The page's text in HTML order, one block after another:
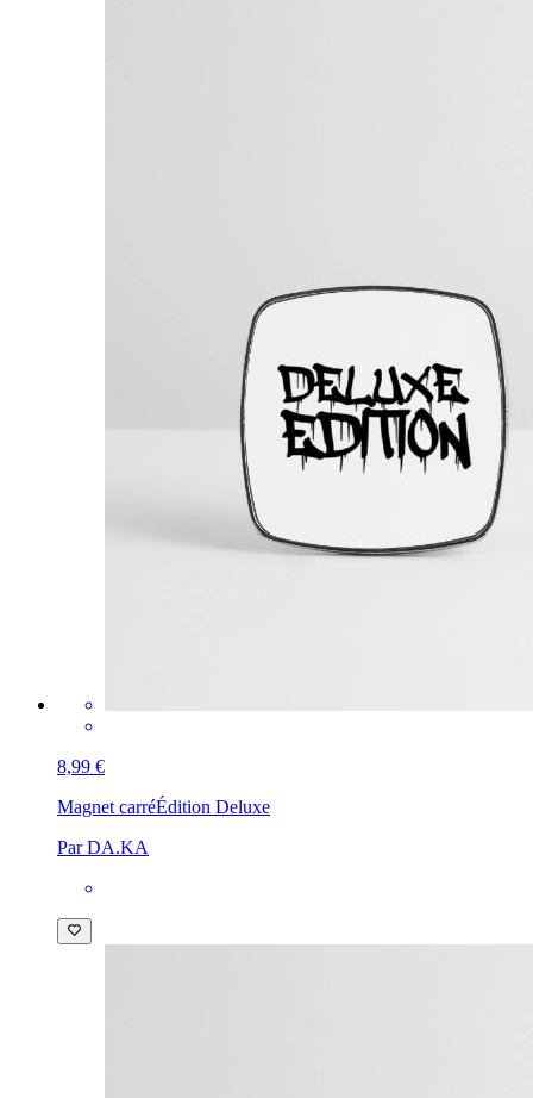
8,99 €
Magnet carréÉdition Deluxe
Par DA.KA